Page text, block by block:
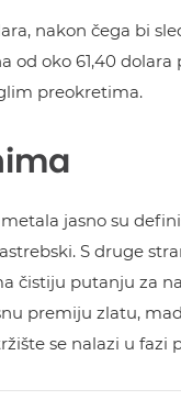
nakon čega bi
od oko 61,40
preokretima.
jasno su
S druge
čistiju putanju za
premiju zlatu,
se nalazi u